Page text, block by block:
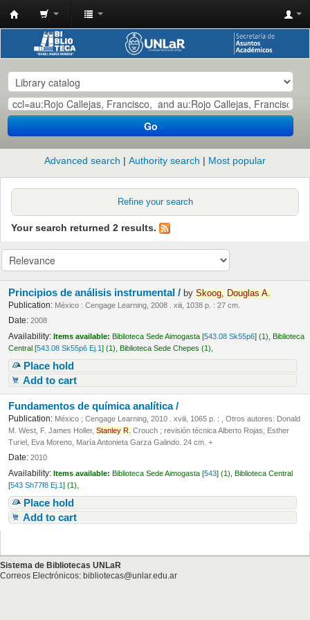
Biblioteca
Universidad
Nacional
de
La
Rioja
Go
Advanced search Authority search Most popular
Refine your search
Your search returned 2 results.
Principios de análisis instrumental /bySkoog, Douglas A.
Publication: México : Cengage Learning, 2008 . xiii, 1038 p. : 27 cm.
Date: 2008
Availability: Items available: Biblioteca Sede Aimogasta [543.08 Sk55p6] (1), Biblioteca
Central [543.08 Sk55p6 Ej.1] (1), Biblioteca Sede Chepes (1),
Place hold
Add to cart
Fundamentos de química analítica /
Publication: México ; Cengage Learning, 2010 . xviii, 1065 p. : , Otros autores: Donald
M. West, F. James Holler,Stanley R. Crouch ; revisión técnica Alberto Rojas, Esther
Turiel, Eva Moreno, María Antonieta Garza Galindo. 24 cm. +
Date: 2010
Availability: Items available: Biblioteca Sede Aimogasta [543] (1),Biblioteca Central
[543 Sh77f8 Ej.1] (1),
Place hold
Add to cart
Sistema de Bibliotecas UNLaR
Correos Electrónicos: bibliotecas@unlar.edu.ar